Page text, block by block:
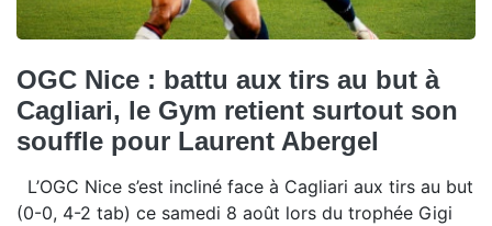
OGC Nice : battu aux tirs au but à
Cagliari, le Gym retient surtout son
souffle pour Laurent Abergel
L’OGC Nice s’est incliné face à Cagliari aux tirs au but
(0-0, 4-2 tab) ce samedi 8 août lors du trophée Gigi